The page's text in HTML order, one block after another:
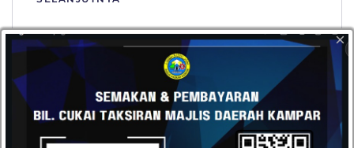
10 Julai 2026
PENUTUPAN SEMENTARA JALAN
BAGI PERARAKAN KEBUDAYAAN
×